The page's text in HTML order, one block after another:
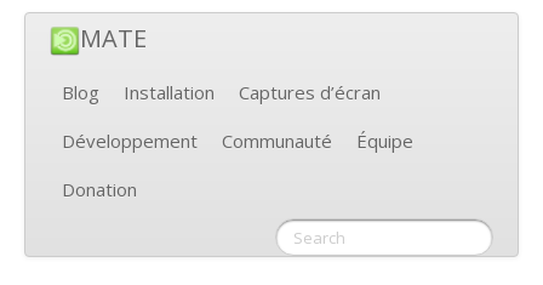
MATE
Blog Installation
Captures d’écran
Développement
Communauté
Équipe
Donation